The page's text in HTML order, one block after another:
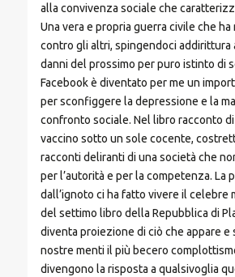
alla convivenza sociale che
Una vera e propria guerra civile che ha
contro gli altri, spingendoci addirittura
danni del prossimo per puro istinto di
Facebook è diventato per me un
per sconfiggere la depressione e la
confronto sociale. Nel libro racconto
vaccino sotto un sole cocente,
racconti deliranti di una società che
per l’autorità e per la competenza. La
dall’ignoto ci ha fatto vivere il celebre
del settimo libro della Repubblica di
diventa proiezione di ciò che appare e
nostre menti il più becero
divengono la risposta a qualsivoglia